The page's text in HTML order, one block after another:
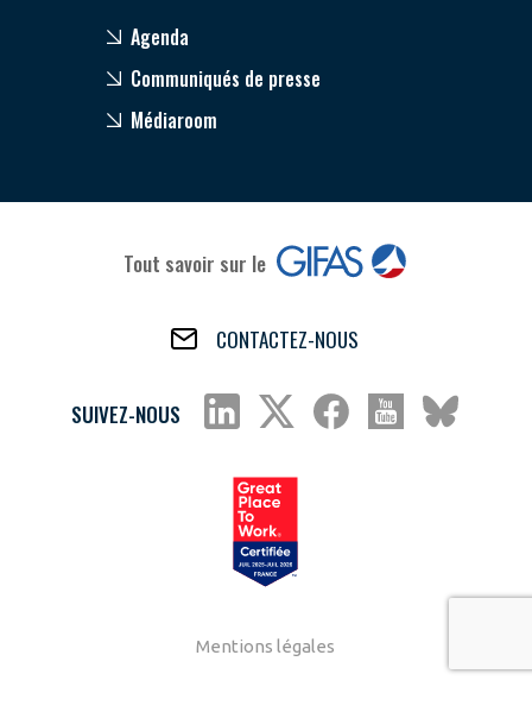
Agenda
Communiqués de presse
Médiaroom
Tout savoir sur le
CONTACTEZ-NOUS
SUIVEZ-NOUS
Mentions légales